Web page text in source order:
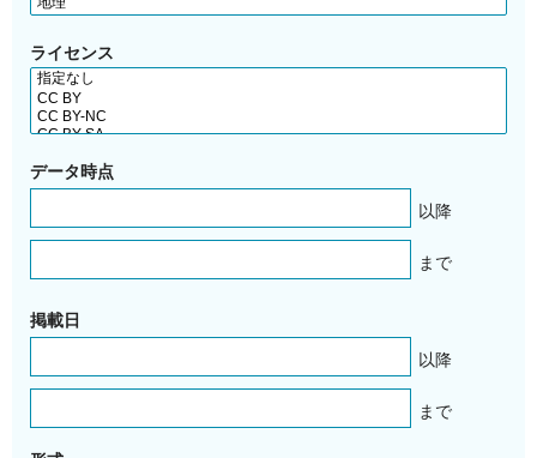
ライセンス
データ時点
以降
まで
掲載日
以降
まで